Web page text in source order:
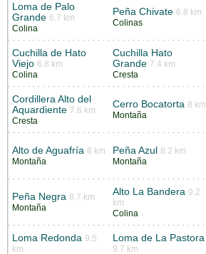
Loma de Palo
Grande 6.7 km
Colina
Peña Chivate 6.8 km
Colinas
Cuchilla de Hato
Viejo 6.8 km
Colina
Cuchilla Hato
Grande 7.4 km
Cresta
Cordillera Alto del
Aquardiente 7.6 km
Cresta
Cerro Bocatorta 8 km
Montaña
Alto de Aguafría 8 km
Montaña
Peña Azul
8.2 km
Montaña
Peña Negra 8.7 km
Montaña
Alto La Bandera 9.2
km
Colina
Loma Redonda 9.5
km
Loma de La Pastora
9.7 km